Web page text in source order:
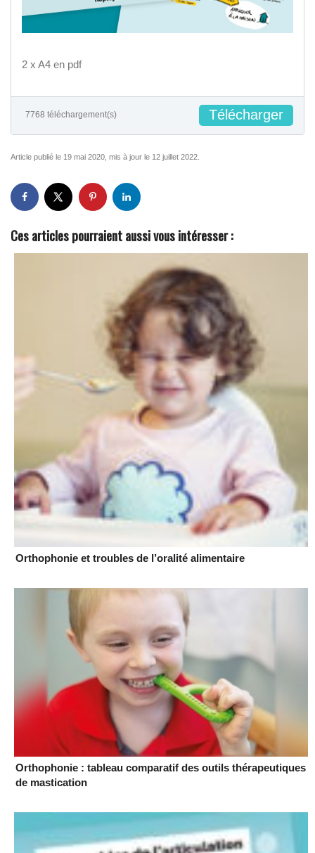
2 x A4 en pdf
7768 téléchargement(s) Télécharger
Article publié le 19 mai 2020, mis à jour le 12 juillet 2022.
Ces articles pourraient aussi vous intéresser :
Orthophonie et troubles de l’oralité alimentaire
Orthophonie : tableau comparatif des outils thérapeutiques
de mastication